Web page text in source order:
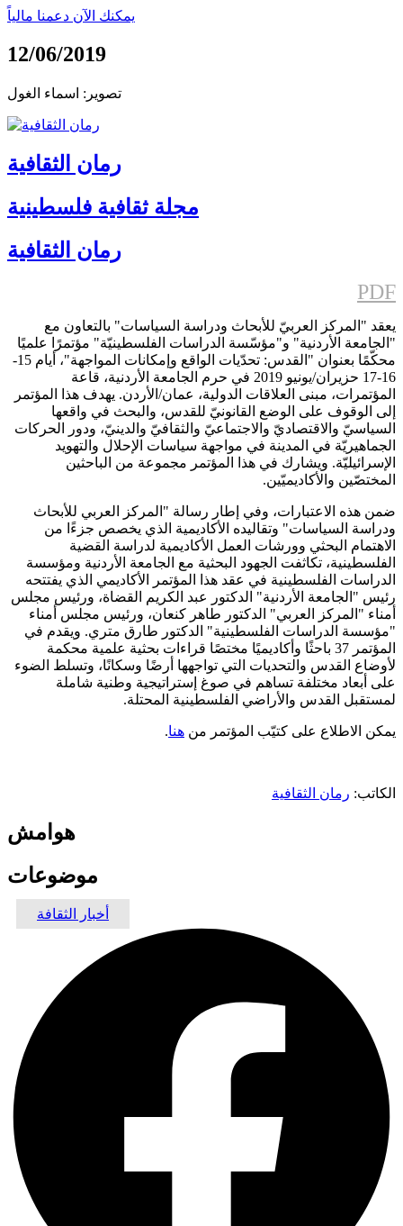
يمكنك الآن دعمنا مالياً
12/06/2019
تصوير: اسماء الغول
رمان الثقافية
مجلة ثقافية فلسطينية
رمان الثقافية
PDF
يعقد "المركز العربيّ للأبحاث ودراسة السياسات" بالتعاون مع
"الجامعة الأردنية" و"مؤسّسة الدراسات الفلسطينيّة" مؤتمرًا علميًا
محكّمًا بعنوان "القدس: تحدّيات الواقع وإمكانات المواجهة"، أيام 15-
16-17 حزيران/يونيو 2019 في حرم الجامعة الأردنية، قاعة
المؤتمرات، مبنى العلاقات الدولية، عمان/الأردن. يهدف هذا المؤتمر
إلى الوقوف على الوضع القانونيّ للقدس، والبحث في واقعها
السياسيّ والاقتصاديّ والاجتماعيّ والثقافيّ والدينيّ، ودور الحركات
الجماهيريّة في المدينة في مواجهة سياسات الإحلال والتهويد
الإسرائيليّة. ويشارك في هذا المؤتمر مجموعة من الباحثين
المختصّين والأكاديميّين.
ضمن هذه الاعتبارات، وفي إطار رسالة "المركز العربي للأبحاث
ودراسة السياسات" وتقاليده الأكاديمية الذي يخصص جزءًا من
الاهتمام البحثي وورشات العمل الأكاديمية لدراسة القضية
الفلسطينية، تكاثفت الجهود البحثية مع الجامعة الأردنية ومؤسسة
الدراسات الفلسطينية في عقد هذا المؤتمر الأكاديمي الذي يفتتحه
رئيس "الجامعة الأردنية" الدكتور عبد الكريم القضاة، ورئيس مجلس
أمناء "المركز العربي" الدكتور طاهر كنعان، ورئيس مجلس أمناء
"مؤسسة الدراسات الفلسطينية" الدكتور طارق متري. ويقدم في
المؤتمر 37 باحثًا وأكاديميًا مختصًا قراءات بحثية علمية محكمة
لأوضاع القدس والتحديات التي تواجهها أرضًا وسكانًا، وتسلط الضوء
على أبعاد مختلفة تساهم في صوغ إستراتيجية وطنية شاملة
لمستقبل القدس والأراضي الفلسطينية المحتلة.
يمكن الاطلاع على كتيّب المؤتمر من هنا.
الكاتب: رمان الثقافية
هوامش
موضوعات
أخبار الثقافة